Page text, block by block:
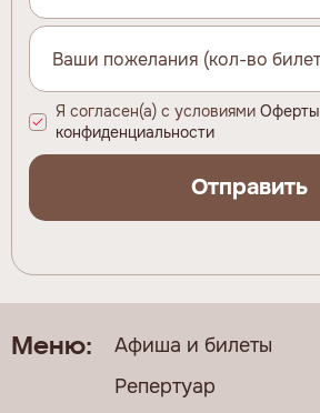
Я согласен(а) с условиями Оферты
конфиденциальности
Отправить
Меню:
Афиша и билеты
Репертуар